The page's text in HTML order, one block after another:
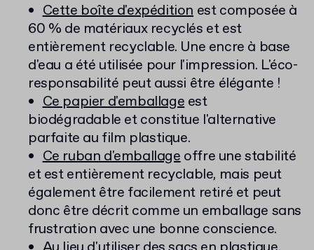
Cette boîte d'expédition est composée à
60 % de matériaux recyclés et est
entièrement recyclable. Une encre à base
d'eau a été utilisée pour l'impression. L'éco-
responsabilité peut aussi être élégante !
Ce papier d'emballageest
biodégradable et constitue l'alternative
parfaite au film plastique.
Ce ruban d'emballageoffre une stabilité
et est entièrement recyclable, mais peut
également être facilement retiré et peut
donc être décrit comme un emballage sans
frustration avec une bonne conscience.